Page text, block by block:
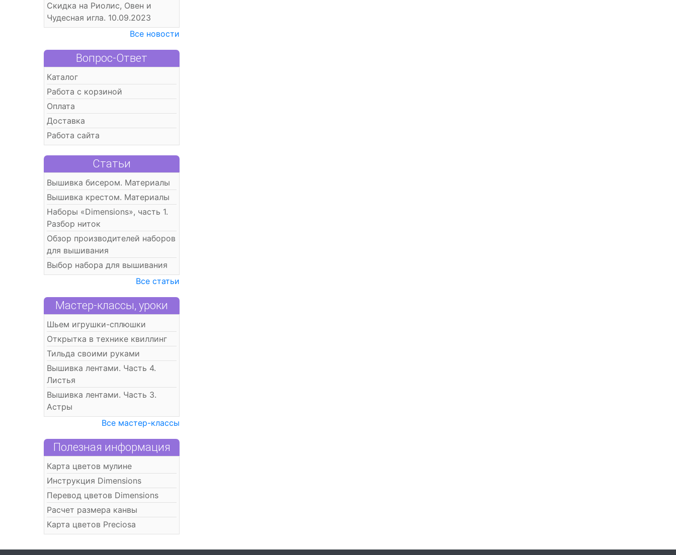
Скидка на Риолис, Овен и
Чудесная игла. 10.09.2023
Все новости
Вопрос-Ответ
Каталог
Работа с корзиной
Оплата
Доставка
Работа сайта
Статьи
Вышивка бисером. Материалы
Вышивка крестом. Материалы
Наборы «Dimensions», часть 1.
Разбор ниток
Обзор производителей наборов
для вышивания
Выбор набора для вышивания
Все статьи
Мастер-классы, уроки
Шьем игрушки-сплюшки
Открытка в технике квиллинг
Тильда своими руками
Вышивка лентами. Часть 4.
Листья
Вышивка лентами. Часть 3.
Астры
Все мастер-классы
Полезная информация
Карта цветов мулине
Инструкция Dimensions
Перевод цветов Dimensions
Расчет размера канвы
Карта цветов Preciosa